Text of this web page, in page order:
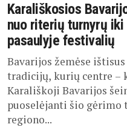
Karališkosios
nuo riterių turnyrų
pasaulyje festivalių
Bavarijos žemėse
tradicijų, kurių centre –
Karališkoji Bavarijos
puoselėjanti šio
regiono...